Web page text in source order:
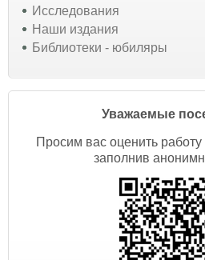
Исследования
Наши издания
Библиотеки - юбиляры
Уважаемые
Просим вас оценить
заполнив